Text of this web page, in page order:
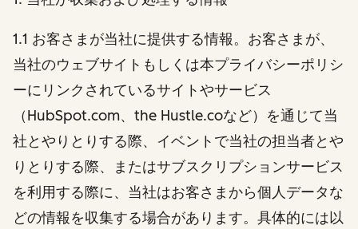
1.1 お客さまが当社に提供する情報。お客さまが、
当社のウェブサイトもしくは本プライバシーポリシ
ーにリンクされているサイトやサービス
（HubSpot.com、the Hustle.coなど）を通じて当
社とやりとりする際、イベントで当社の担当者とや
りとりする際、またはサブスクリプションサービス
を利用する際に、当社はお客さまから個人データな
どの情報を収集する場合があります。具体的には以